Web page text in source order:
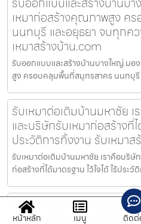
เหมาก่อสร้างคุณภาพสูง ค
นนทบุรี และอยุธยา จบทุกค
เหมาสร้างบ้าน.com
รับออกแบบและสร้างบ้านบางใหญ่ ม
สูง ครอบคลุมพื้นที่สมุทรสาคร นนทบุ
รับเหมาต่อเติมบ้านมหาชัย
และบริษัทรับเหมาก่อสร้างที่ไ
ประวัติการทิ้งงาน รับเหมา
รับเหมาต่อเติมบ้านมหาชัย เราคือบริษั
ก่อสร้างที่ได้มาตรฐาน ไว้ใจได้ ไร้ประ
รับออกแบบและสร้างบ้านวั
และสร้างบ้าน ควบคู่ไปกับ
หน้าหลัก เมนู ติด